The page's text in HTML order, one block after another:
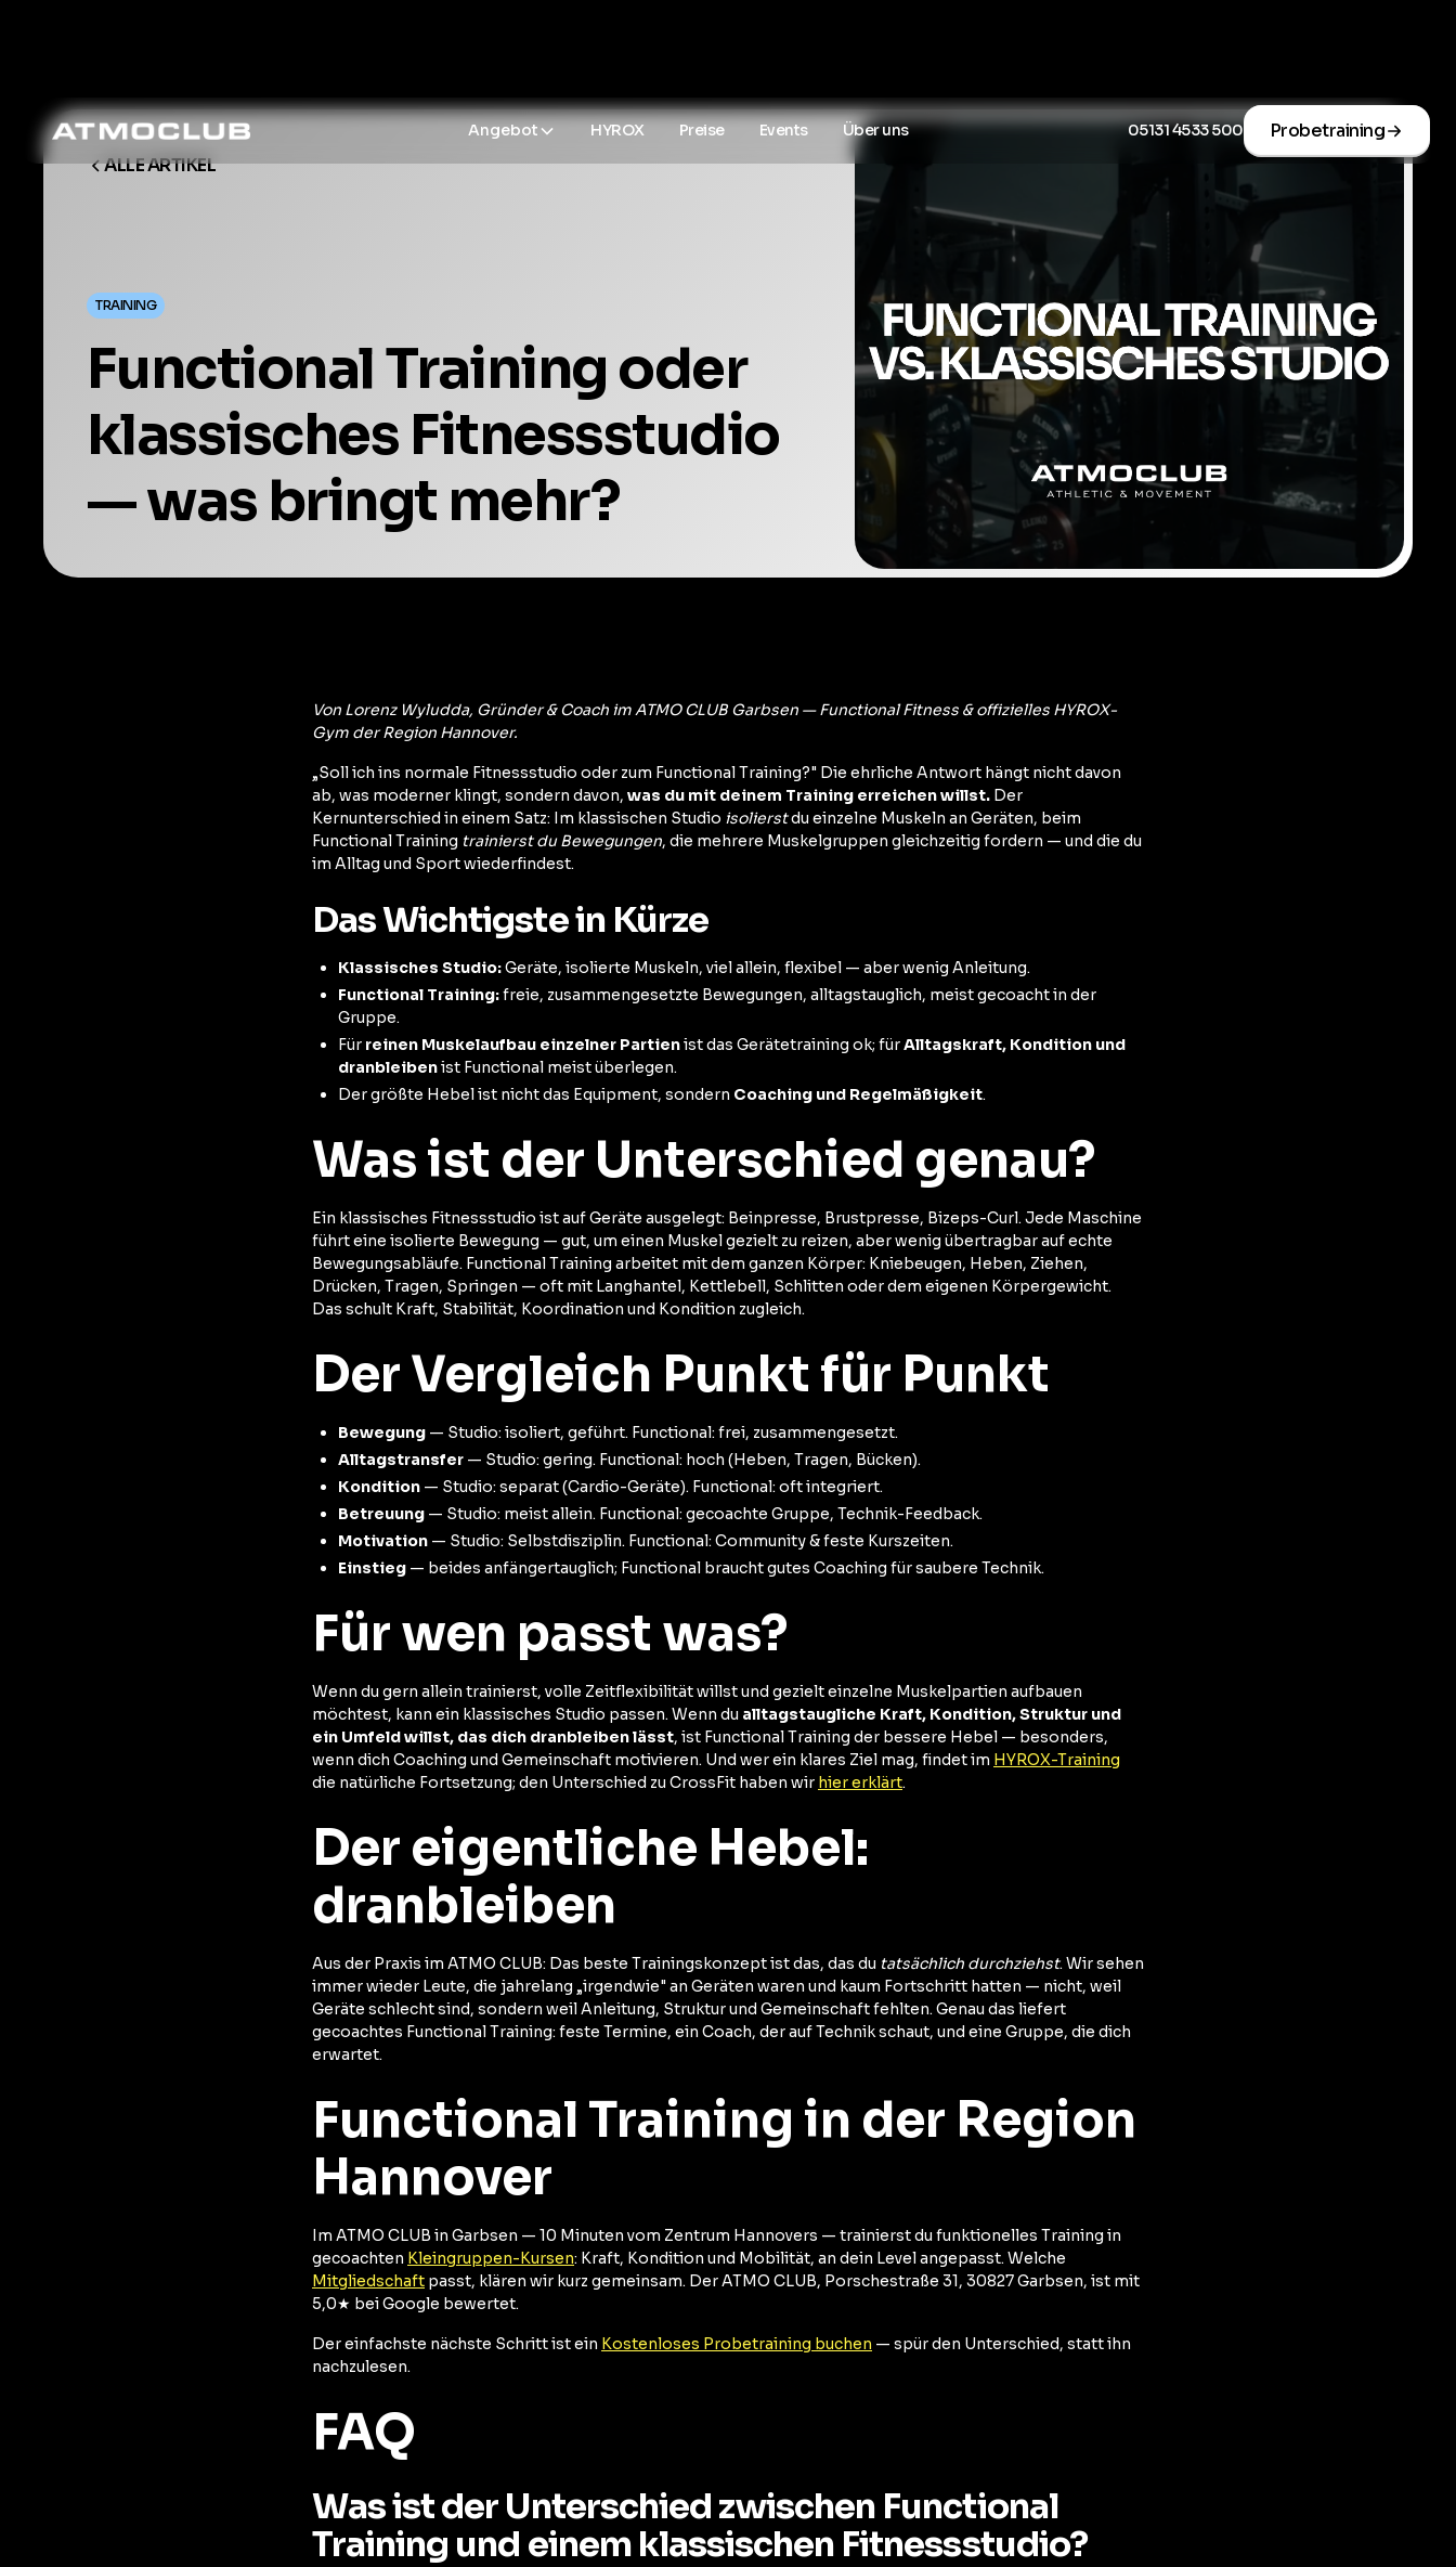
Angebot HYROX Preise Events Über uns 05131 4533 500
Probetraining
ALLE ARTIKEL
TRAINING
Functional Training oder
klassisches Fitnessstudio
— was bringt mehr?
Von Lorenz Wyludda, Gründer & Coach im ATMO CLUB Garbsen — Functional Fitness & offizielles HYROX-
Gym der Region Hannover.
„Soll ich ins normale Fitnessstudio oder zum Functional Training?" Die ehrliche Antwort hängt nicht davon
ab, was moderner klingt, sondern davon, was du mit deinem Training erreichen willst. Der
Kernunterschied in einem Satz: Im klassischen Studio isolierstdu einzelne Muskeln an Geräten, beim
Functional Training trainierst du Bewegungen, die mehrere Muskelgruppen gleichzeitig fordern — und die du
im Alltag und Sport wiederfindest.
Das Wichtigste in Kürze
Klassisches Studio:Geräte, isolierte Muskeln, viel allein, flexibel — aber wenig Anleitung.
Functional Training:freie, zusammengesetzte Bewegungen, alltagstauglich, meist gecoacht in der
Gruppe.
Für reinen Muskelaufbau einzelner Partienist das Gerätetraining ok; fürAlltagskraft, Kondition und
dranbleibenist Functional meist überlegen.
Der größte Hebel ist nicht das Equipment, sondern Coaching und Regelmäßigkeit.
Was ist der Unterschied genau?
Ein klassisches Fitnessstudio ist auf Geräte ausgelegt: Beinpresse, Brustpresse, Bizeps-Curl. Jede Maschine
führt eine isolierte Bewegung — gut, um einen Muskel gezielt zu reizen, aber wenig übertragbar auf echte
Bewegungsabläufe. Functional Training arbeitet mit dem ganzen Körper: Kniebeugen, Heben, Ziehen,
Drücken, Tragen, Springen — oft mit Langhantel, Kettlebell, Schlitten oder dem eigenen Körpergewicht.
Das schult Kraft, Stabilität, Koordination und Kondition zugleich.
Der Vergleich Punkt für Punkt
Bewegung — Studio: isoliert, geführt. Functional: frei, zusammengesetzt.
Alltagstransfer — Studio: gering. Functional: hoch (Heben, Tragen, Bücken).
Kondition — Studio: separat (Cardio-Geräte). Functional: oft integriert.
Betreuung — Studio: meist allein. Functional: gecoachte Gruppe, Technik-Feedback.
Motivation — Studio: Selbstdisziplin. Functional: Community & feste Kurszeiten.
Einstieg — beides anfängertauglich; Functional braucht gutes Coaching für saubere Technik.
Für wen passt was?
Wenn du gern allein trainierst, volle Zeitflexibilität willst und gezielt einzelne Muskelpartien aufbauen
möchtest, kann ein klassisches Studio passen. Wenn du alltagstaugliche Kraft, Kondition, Struktur und
ein Umfeld willst, das dich dranbleiben lässt, ist Functional Training der bessere Hebel — besonders,
wenn dich Coaching und Gemeinschaft motivieren. Und wer ein klares Ziel mag, findet im HYROX-Training
die natürliche Fortsetzung; den Unterschied zu CrossFit haben wir hier erklärt.
Der eigentliche Hebel:
dranbleiben
Aus der Praxis im ATMO CLUB: Das beste Trainingskonzept ist das, das du tatsächlich durchziehst. Wir sehen
immer wieder Leute, die jahrelang „irgendwie" an Geräten waren und kaum Fortschritt hatten — nicht, weil
Geräte schlecht sind, sondern weil Anleitung, Struktur und Gemeinschaft fehlten. Genau das liefert
gecoachtes Functional Training: feste Termine, ein Coach, der auf Technik schaut, und eine Gruppe, die dich
erwartet.
Functional Training in der Region
Hannover
Im ATMO CLUB in Garbsen — 10 Minuten vom Zentrum Hannovers — trainierst du funktionelles Training in
gecoachten Kleingruppen-Kursen: Kraft, Kondition und Mobilität, an dein Level angepasst. Welche
Mitgliedschaft passt, klären wir kurz gemeinsam. Der ATMO CLUB, Porschestraße 31, 30827 Garbsen, ist mit
5,0★ bei Google bewertet.
Der einfachste nächste Schritt ist ein Kostenloses Probetraining buchen — spür den Unterschied, statt ihn
nachzulesen.
FAQ
Was ist der Unterschied zwischen Functional
Training und einem klassischen Fitnessstudio?